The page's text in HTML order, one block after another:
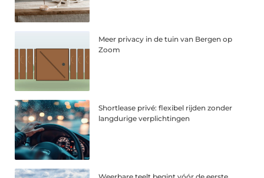
Meer privacy in de tuin van Bergen op
Zoom
Shortlease privé: flexibel rijden zonder
langdurige verplichtingen